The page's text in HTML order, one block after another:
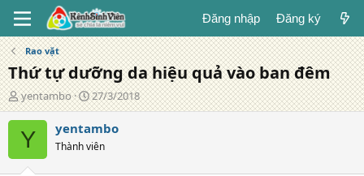
Đăng nhập Đăng ký
Rao vặt
Thứ tự dưỡng da hiệu quả vào ban đêm
T
á
c
g
ả
yentambo
N
g
à
y
đ
27/3/2018
Y yentambo
Thành viên